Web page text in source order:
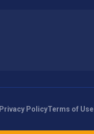
Privacy PolicyTerms of Use